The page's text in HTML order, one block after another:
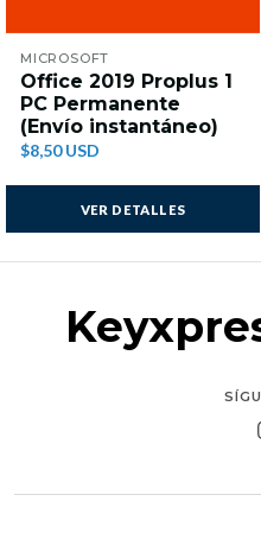
MICROSOFT
Office 2019 Proplus 1
PC Permanente
(Envío instantáneo)
$8,50 USD
VER DETALLES